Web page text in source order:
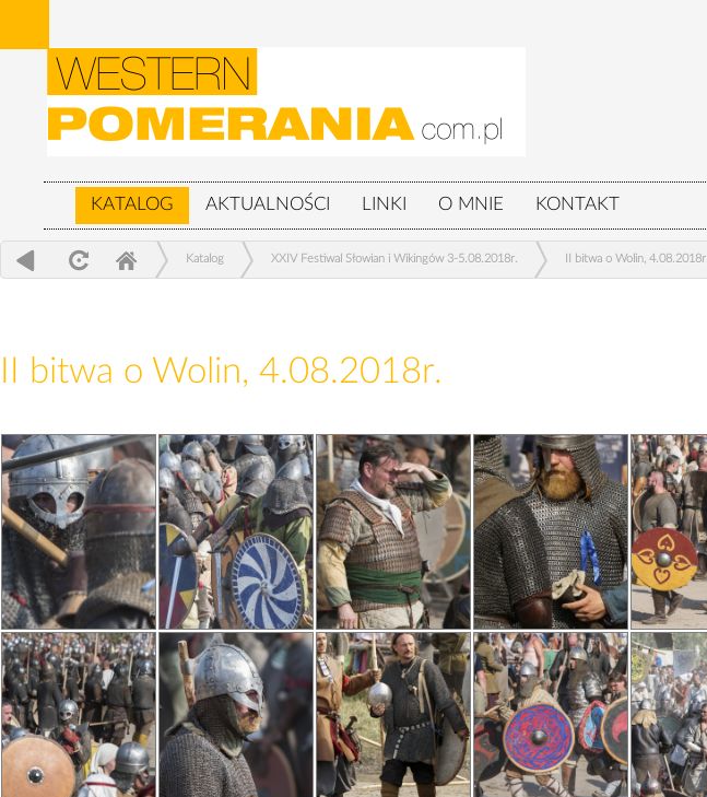
KATALOG AKTUALNOŚCI LINKI O MNIE KONTAKT
Katalog XXIV Festiwal Słowian i Wikingów 3-5.08.2018r. II bitwa o Wolin, 4.08.2018r.
II bitwa o Wolin, 4.08.2018r.